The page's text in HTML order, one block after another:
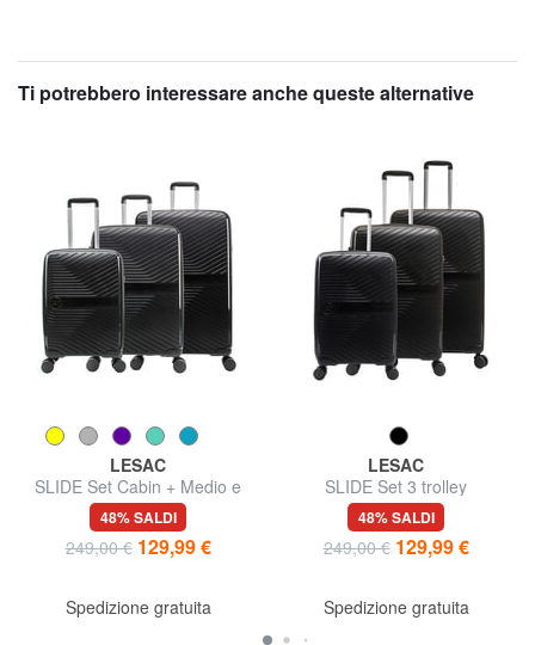
Ti potrebbero interessare anche queste alternative
LESAC
SLIDE Set Cabin + Medio e
Grande espandibili,
ultraresistenti
48% SALDI
249,00 € 129,99 €
Spedizione gratuita
LESAC
SLIDE Set 3 trolley
ultraresistenti: cabin+medio e
grande espandibili
48% SALDI
249,00 € 129,99 €
Spedizione gratuita